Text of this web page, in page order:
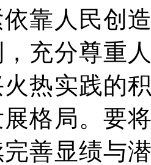
靠人民创
充分尊重
热实践的
格局。要
善显绩与